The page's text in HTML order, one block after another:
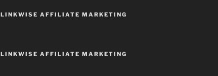
LINKWISE AFFILIATE MARKETING
LINKWISE AFFILIATE MARKETING